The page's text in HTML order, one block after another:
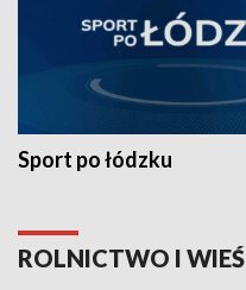
Sport po łódzku
ROLNICTWO I WIEŚ